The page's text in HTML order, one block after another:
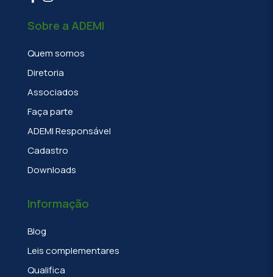
Sobre a ADEMI
Quem somos
Diretoria
Associados
Faça parte
ADEMI Responsável
Cadastro
Downloads
Informação
Blog
Leis complementares
Qualifica